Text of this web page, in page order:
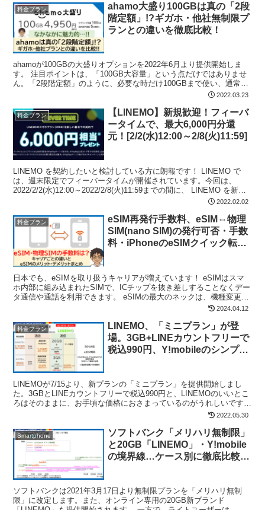
料金プラン
ahamo大盛り100GBは真の「2段
階定額」!?ギガホ・他社無制限プ
ランとの違いを徹底比較！
ahamoが100GBの大盛りオプションを2022年6月より提供開始しま
す。 注目ポイントは、「100GB大容量」という点だけではありませ
ん。「2段階定額」のように、必要な時だけ100GBまで使い、通常時
2022.03.23
料金プラン
【LINEMO】新規歓迎！フィーバ
ータイムで、最大6,000円分還
元！[2/2(水)12:00～2/8(火)11:59]
LINEMO を契約したいと検討している方に朗報です！ LINEMO で
は、週末限定でフィーバータイムが開催されています。今回は、
2022/2/2(水)12:00～2022/2/8(火)11:59までの間に、 LINEMO を新規
2022.02.02
料金プラン
eSIM再発行手数料、eSIM⇔物理
SIM(nano SIM)の発行可否・手数
料・iPhoneのeSIMクイック転送
日本でも、eSIMを取り扱うキャリアが増えています！ eSIMはスマ
ホ内部に組み込まれたSIMで、ICチップを抜き差しすることなくデー
タ通信や通話を利用できます。 eSIMの最大のネックは、機種変更す
2024.04.12
料金プラン
LINEMO、「ミニプラン」が登
場。3GB+LINEカウントフリーで
税込990円、Y!mobileのシンプル
LINEMOが7/15より、新プランの「ミニプラン」を提供開始しまし
た。3GBとLINEカウントフリーで税込990円と、LINEMOのいいとこ
ろはそのままに、お手頃な価格におさまっているのがうれしいです
2022.05.30
Smartphone
ソフトバンク「メリハリ無制限」
と20GB「LINEMO」・Y!mobile
の境界線…ケース別に徹底比較。
ソフトバンクは2021年3月17日より無制限プランを「メリハリ無制
限」に改定します。また、オンライン専用の20GB新ブランド